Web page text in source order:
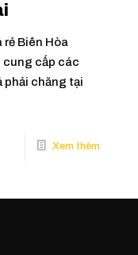
rẻ Biên Hòa
cung cấp các
phải chăng tại